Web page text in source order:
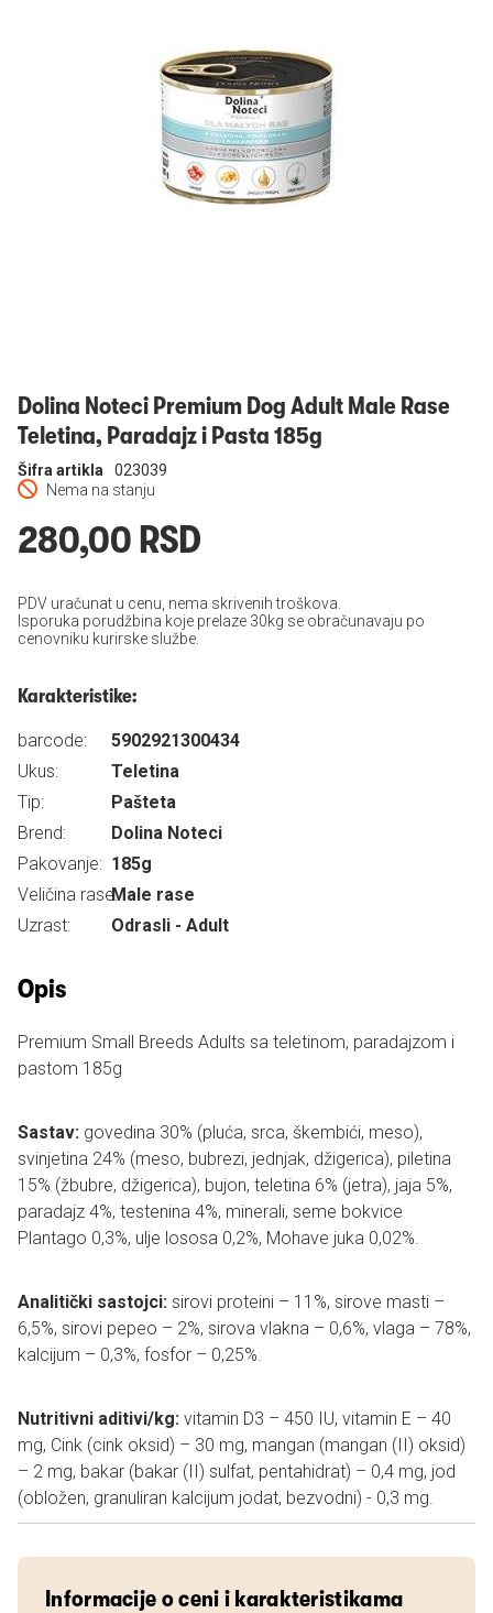
Dolina Noteci Premium Dog Adult Male Rase
Teletina, Paradajz i Pasta 185g
Nema na stanju
Šifra artikla 023039
280,00 RSD
PDV uračunat u cenu, nema skrivenih troškova.
Isporuka porudžbina koje prelaze 30kg se obračunavaju po
cenovniku kurirske službe.
Karakteristike:
barcode:
5902921300434
Ukus:
Teletina
Tip:
Pašteta
Brend:
Dolina Noteci
Pakovanje: 185g
Veličina rase:Male rase
Uzrast:
Odrasli - Adult
Opis
Premium Small Breeds Adults sa teletinom, paradajzom i
pastom 185g
Sastav: govedina 30% (pluća, srca, škembići, meso),
svinjetina 24% (meso, bubrezi, jednjak, džigerica), piletina
15% (žbubre, džigerica), bujon, teletina 6% (jetra), jaja 5%,
paradajz 4%, testenina 4%, minerali, seme bokvice
Plantago 0,3%, ulje lososa 0,2%, Mohave juka 0,02%.
Analitički sastojci: sirovi proteini – 11%, sirove masti –
6,5%, sirovi pepeo – 2%, sirova vlakna – 0,6%, vlaga – 78%,
kalcijum – 0,3%, fosfor – 0,25%.
Nutritivni aditivi/kg: vitamin D3 – 450 IU, vitamin E – 40
mg, Cink (cink oksid) – 30 mg, mangan (mangan (II) oksid)
– 2 mg, bakar (bakar (II) sulfat, pentahidrat) – 0,4 mg, jod
(obložen, granuliran kalcijum jodat, bezvodni) - 0,3 mg.
Informacije o ceni i karakteristikama